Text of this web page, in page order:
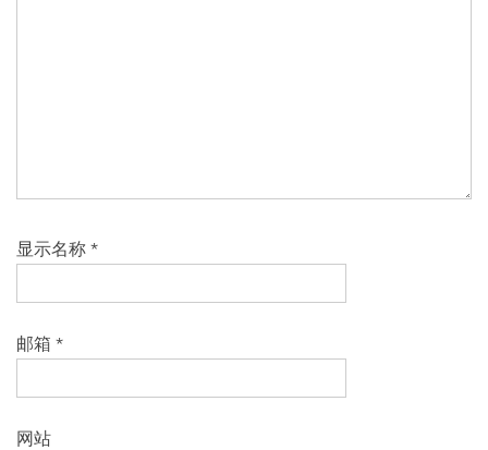
显示名称 *
邮箱 *
网站